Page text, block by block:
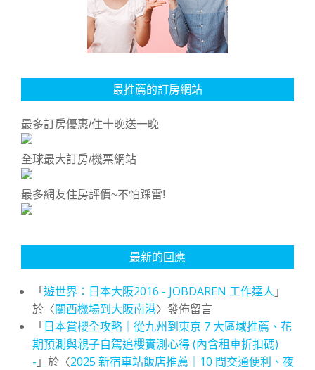
最推薦的訂房網站
最多訂房優惠/住十晚送一晚
全球最大訂房/機票網站
最多網友住房評價~不怕踩雷!
最新的回應
「遊世界：日本大阪2016 - JOBDAREN 工作達人 」
於〈關西機場到大阪南港〉發佈留言
「日本賞櫻全攻略｜從九州到東京 7 大區域推薦、花
期預測與親子自駕追櫻實測心得 (內含租車折扣碼)
- 」於〈2025 新宿車站飯店推薦｜10 間交通便利、夜